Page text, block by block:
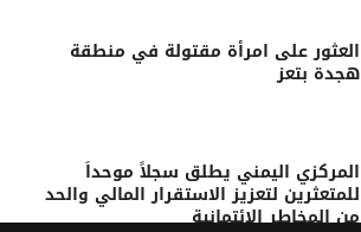
العثور على امرأة مقتولة في منطقة
هجدة بتعز
المركزي اليمني يطلق سجلاً موحداً
للمتعثرين لتعزيز الاستقرار المالي والحد
من المخاطر الائتمانية